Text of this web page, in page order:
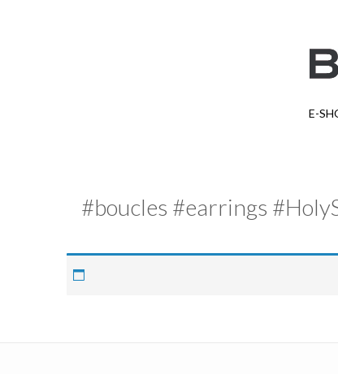
E-
#boucles #earrings